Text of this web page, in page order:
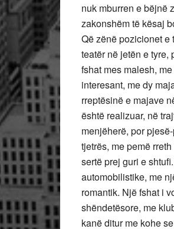
nuk mburren e bëjnë
zakonshëm të kësaj
Që zënë pozicionet e
teatër në jetën e tyre,
fshat mes malesh,
interesant, me dy
rreptësinë e majave
është realizuar, në
menjëherë, por
tjetrës, me pemë
sertë prej guri e
automobilistike, me
romantik. Një fshat i
shëndetësore, me
kanë ditur me kohe